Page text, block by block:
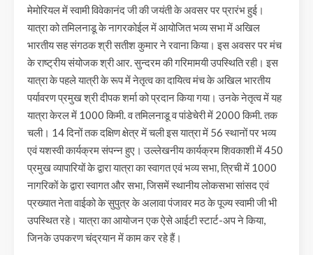
मेमोरियल में स्वामी विवेकानंद जी की जयंती के अवसर पर प्रारंभ हुई।
यात्रा को तमिलनाडू के नागरकोईल में आयोजित भव्य सभा में अखिल
भारतीय सह संगठक श्री सतीश कुमार ने रवाना किया। इस अवसर पर मंच
के राष्ट्रीय संयोजक श्री आर. सुन्दरम की गरिमामयी उपस्थिति रही। इस
यात्रा के पहले यात्री के रूप में नेतृत्व का दायित्व मंच के अखिल भारतीय
पर्यावरण प्रमुख श्री दीपक शर्मा को प्रदान किया गया। उनके नेतृत्व में यह
यात्रा केरल में 1000 किमी. व तमिलनाडू व पांडेचेरी में 2000 किमी. तक
चली। 14 दिनों तक दक्षिण क्षेत्र में चली इस यात्रा में 56 स्थानों पर भव्य
एवं यशस्वी कार्यक्रम संपन्न हुए। उल्लेखनीय कार्यक्रम शिवकाशी में 450
प्रमुख व्यापारियों के द्वारा यात्रा का स्वागत एवं भव्य सभा, त्रिची में 1000
नागरिकों के द्वारा स्वागत और सभा, जिसमें स्थानीय लोकसभा सांसद एवं
प्रख्यात नेता वाईको के सुपुत्र के अलावा पंजावर मठ के पूज्य स्वामी जी भी
उपस्थित रहे। यात्रा का आयोजन एक ऐसे आईटी स्टार्ट-अप ने किया,
जिनके उपकरण चंद्रयान में काम कर रहे हैं।